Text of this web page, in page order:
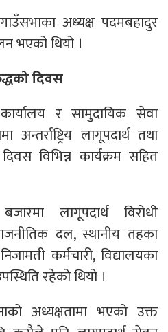
अध्यक्ष पदमबहादुर
भएको थियो ।
दिवस
र सामुदायिक सेवा
लागूपदार्थ तथा
विभिन्न कार्यक्रम सहित
लागूपदार्थ विरोधी
दल, स्थानीय तहका
कर्मचारी, विद्यालयका
रहेको थियो ।
अध्यक्षतामा भएको उक्त